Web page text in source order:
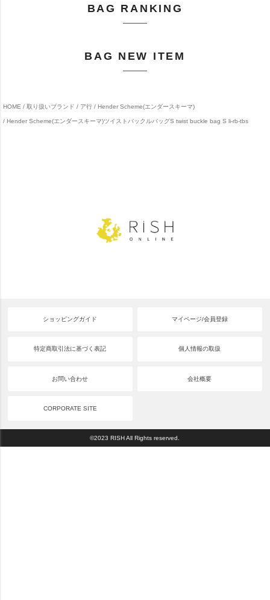
BAG RANKING
BAG NEW ITEM
HOME 取り扱いブランド ア行 Hender Scheme(エンダースキーマ)
Hender Scheme(エンダースキーマ)ツイストバックルバッグS twist buckle bag S li-rb-tbs
ショッピングガイド マイページ/会員登録
特定商取引法に基づく表記 個人情報の取扱
お問い合わせ 会社概要
CORPORATE SITE
©2023 RISH All Rights reserved.